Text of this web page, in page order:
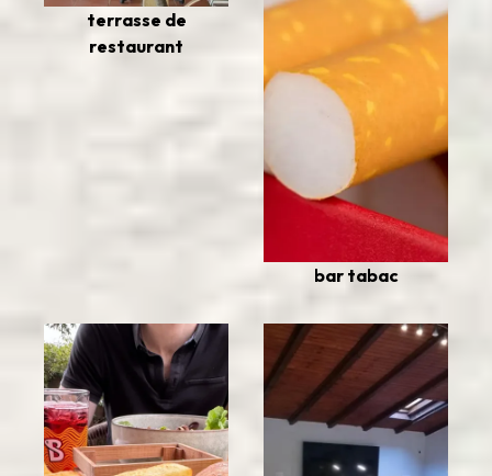
terrasse de
restaurant
bar tabac